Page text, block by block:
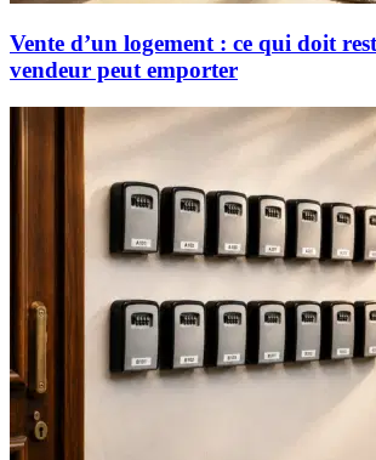
Vente d’un logement : ce qui doit
vendeur peut emporter